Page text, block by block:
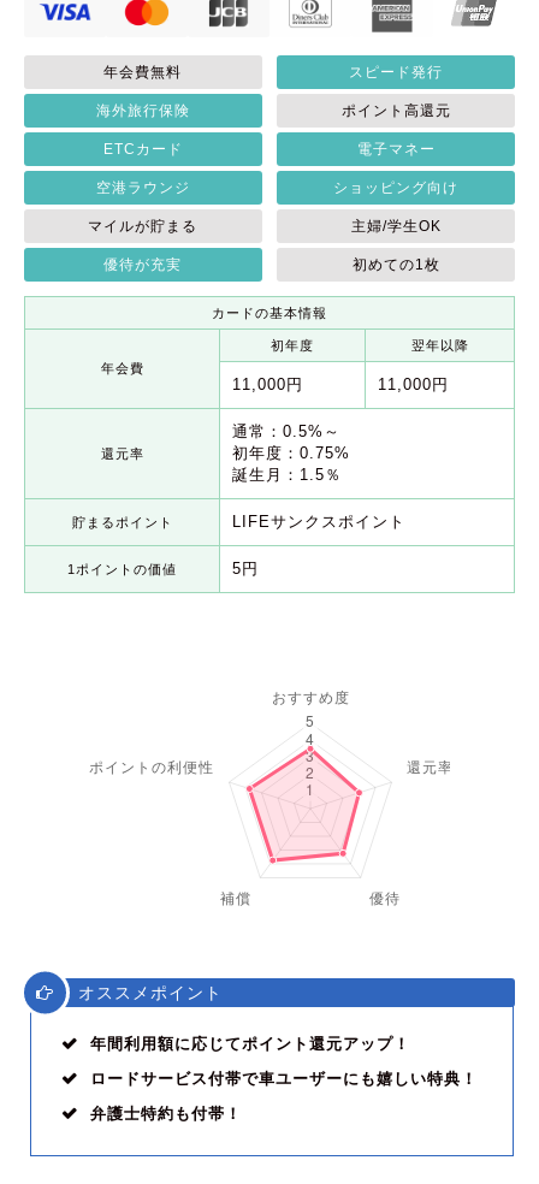
年会費無料 スピード発行
海外旅行保険 ポイント高還元
ETCカード 電子マネー
空港ラウンジ ショッピング向け
マイルが貯まる 主婦/学生OK
優待が充実 初めての1枚
カードの基本情報
年会費
初年度 翌年以降
11,000円 11,000円
還元率
通常：0.5%～
初年度：0.75%
誕生月：1.5％
貯まるポイント LIFEサンクスポイント
1ポイントの価値 5円
オススメポイント
年間利用額に応じてポイント還元アップ！
ロードサービス付帯で車ユーザーにも嬉しい特典！
弁護士特約も付帯！